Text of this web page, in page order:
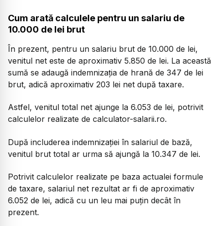
Cum arată calculele pentru un salariu de
10.000 de lei brut
În prezent, pentru un salariu brut de 10.000 de lei,
venitul net este de aproximativ 5.850 de lei. La această
sumă se adaugă indemnizația de hrană de 347 de lei
brut, adică aproximativ 203 lei net după taxare.
Astfel, venitul total net ajunge la 6.053 de lei, potrivit
calculelor realizate de calculator-salarii.ro.
După includerea indemnizației în salariul de bază,
venitul brut total ar urma să ajungă la 10.347 de lei.
Potrivit calculelor realizate pe baza actualei formule
de taxare, salariul net rezultat ar fi de aproximativ
6.052 de lei, adică cu un leu mai puțin decât în
prezent.